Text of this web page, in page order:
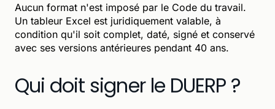
Aucun format n'est imposé par le Code du travail.
Un tableur Excel est juridiquement valable, à
condition qu'il soit complet, daté, signé et conservé
avec ses versions antérieures pendant 40 ans.
Qui doit signer le DUERP ?